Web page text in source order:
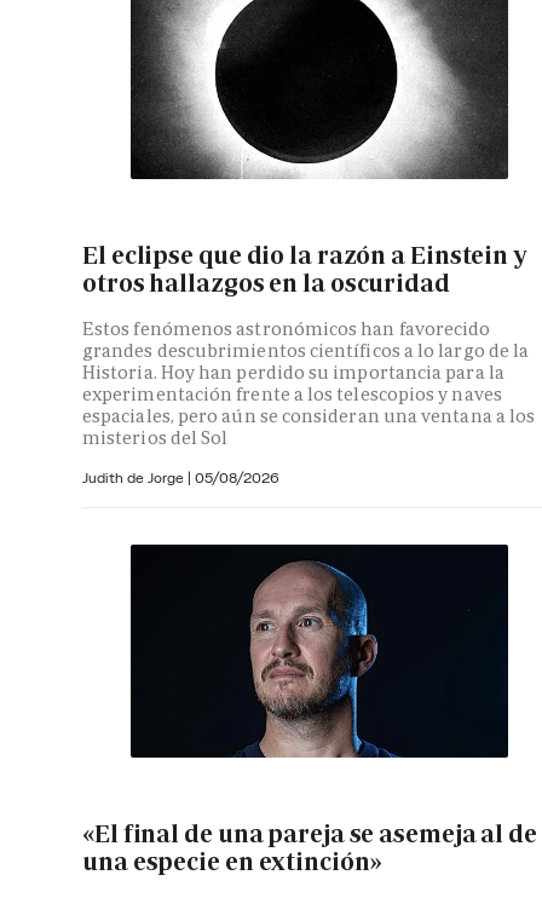
El eclipse que dio la razón a Einstein y
otros hallazgos en la oscuridad
Estos fenómenos astronómicos han favorecido
grandes descubrimientos científicos a lo largo de la
Historia. Hoy han perdido su importancia para la
experimentación frente a los telescopios y naves
espaciales, pero aún se consideran una ventana a los
misterios del Sol
Judith de Jorge | 05/08/2026
«El final de una pareja se asemeja al de
una especie en extinción»